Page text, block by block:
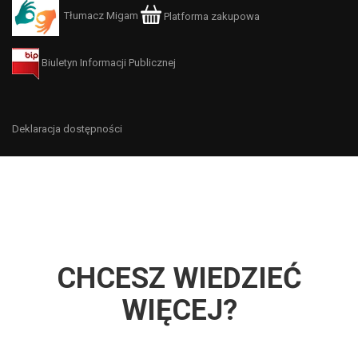
Tłumacz Migam Platforma zakupowa
Biuletyn Informacji Publicznej
Deklaracja dostępności
CHCESZ WIEDZIEĆ
WIĘCEJ?